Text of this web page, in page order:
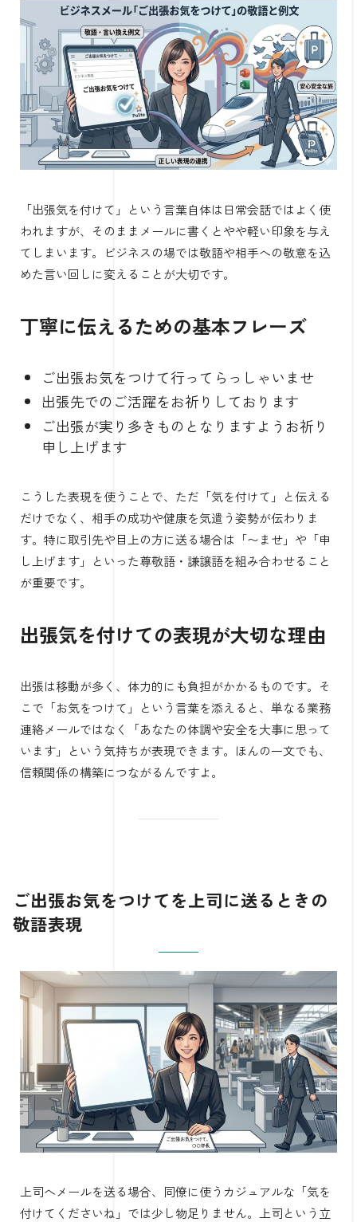
「出張気を付けて」という言葉自体は日常会話ではよく使
われますが、そのままメールに書くとやや軽い印象を与え
てしまいます。ビジネスの場では敬語や相手への敬意を込
めた言い回しに変えることが大切です。
丁寧に伝えるための基本フレーズ
ご出張お気をつけて行ってらっしゃいませ
出張先でのご活躍をお祈りしております
ご出張が実り多きものとなりますようお祈り
申し上げます
こうした表現を使うことで、ただ「気を付けて」と伝える
だけでなく、相手の成功や健康を気遣う姿勢が伝わりま
す。特に取引先や目上の方に送る場合は「〜ませ」や「申
し上げます」といった尊敬語・謙譲語を組み合わせること
が重要です。
出張気を付けての表現が大切な理由
出張は移動が多く、体力的にも負担がかかるものです。そ
こで「お気をつけて」という言葉を添えると、単なる業務
連絡メールではなく「あなたの体調や安全を大事に思って
います」という気持ちが表現できます。ほんの一文でも、
信頼関係の構築につながるんですよ。
ご出張お気をつけてを上司に送るときの
敬語表現
上司へメールを送る場合、同僚に使うカジュアルな「気を
付けてくださいね」では少し物足りません。上司という立